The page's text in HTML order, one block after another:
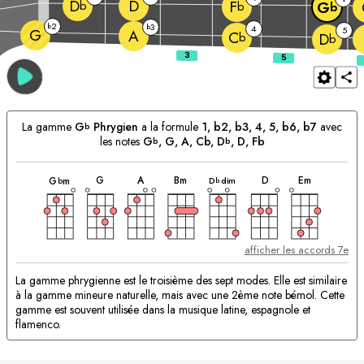
G b2 A b3
Cb 4
Db 5
Db D Fb Gb
La gamme Gb Phrygien a la formule 1, b2, b3, 4, 5, b6, b7 avec
les notes Gb, G, A, Cb, Db, D, Fb
correspondants:
Gbm
accord
G
accord
A
accord
Bm
accord
Dbdim
accord
D
accord
Em
accord
afficher les accords 7e
La gamme phrygienne est le troisième des sept modes. Elle est similaire
à la gamme mineure naturelle, mais avec une 2ème note bémol. Cette
gamme est souvent utilisée dans la musique latine, espagnole et
flamenco.